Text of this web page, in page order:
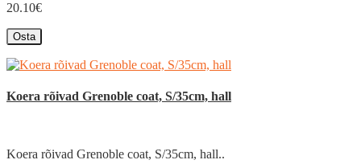
20.10€
Osta
Koera rõivad Grenoble coat, S/35cm, hall
Koera rõivad Grenoble coat, S/35cm, hall..